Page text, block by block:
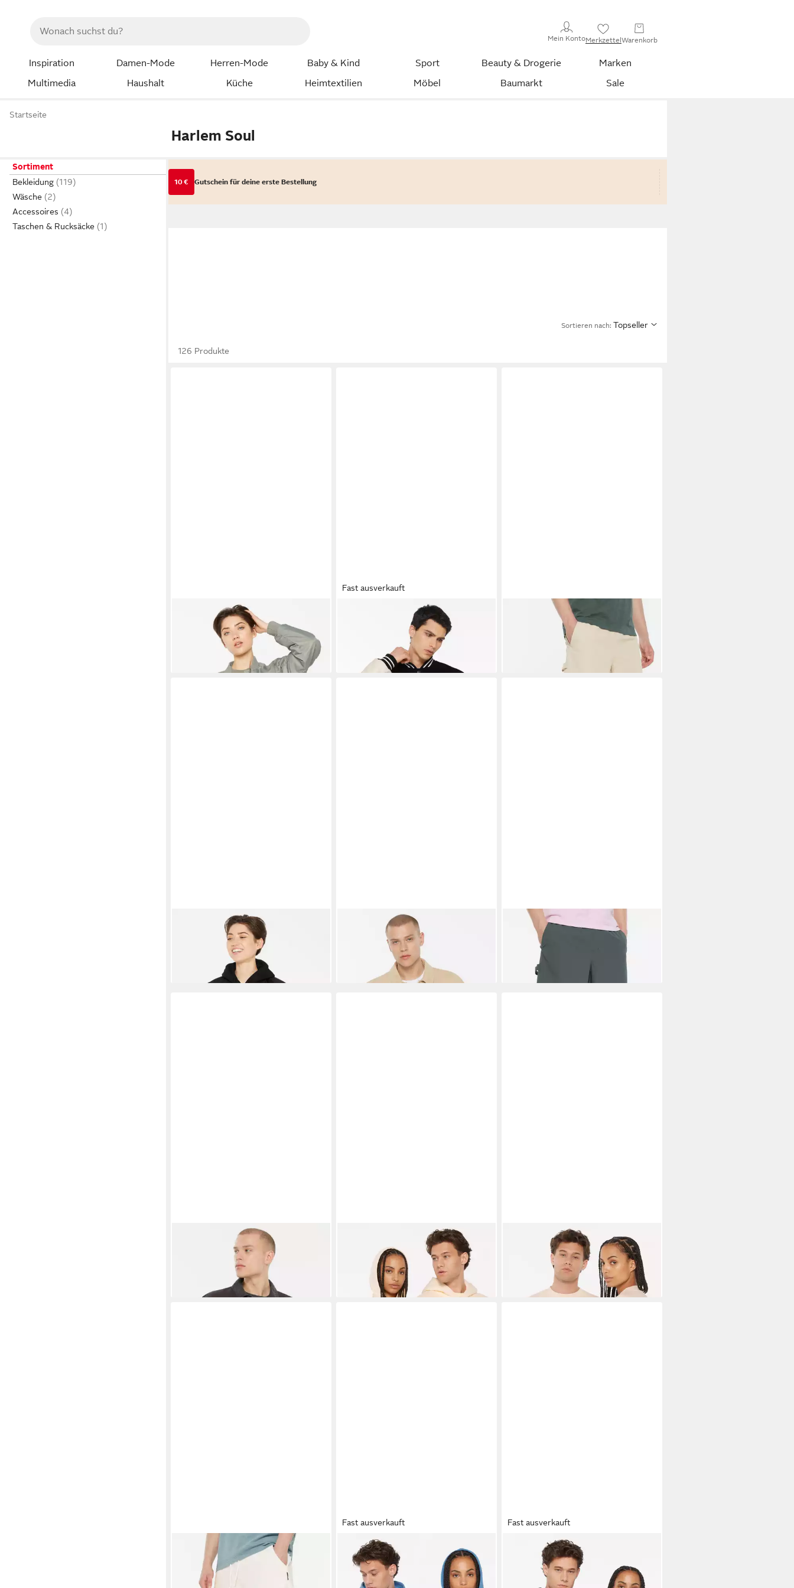
Mein KontoMerkzettelWarenkorb
Inspiration Damen-Mode Herren-Mode Baby & Kind Sport Beauty & Drogerie
Marken
Multimedia
Haushalt Küche Heimtextilien Möbel Baumarkt Sale
Startseite
Harlem Soul
Sortiment
Bekleidung
Wäsche
Accessoires
Taschen & Rucksäcke
10 € Gutschein für deine erste Bestellung
Sortieren nach: Topseller
126 Produkte
HARLEM SOULBlouson
UVP 159,95 €
Fast ausverkauft
Collegejacke mit
199,95 €
HARLEM SOUL Shorts mit
49,95 €
HARLEM SOULBlouson
UVP159,95 €
HARLEM SOULJeansjacke
UVP99,95 €
HARLEM SOULShorts mit
Elastikbund
ab 26,95 €
HARLEM SOUL
Jeansjacke
99,95 €
Kapuzensweatjacke
mit weicher Innenseite
UVP 69,95 €
HARLEM SOULSweater mit weicher
Innenseite
UVP 54,95 €
HARLEM SOUL
Bermudas mit
Elastikbund und Kordel
26,95 € UVP
Fast ausverkauft
HARLEM SOUL
Kapuzensweatjacke
mit weicher Innenseite
36,95 €
UVP69,95 €
Fast ausverkauft
HARLEM SOULKapuzensweatjacke
mit weicher Innenseite
UVP 69,95 €